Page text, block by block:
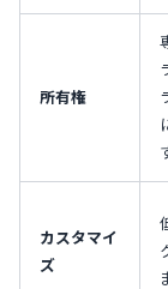
所有権
カスタマイ
ズ